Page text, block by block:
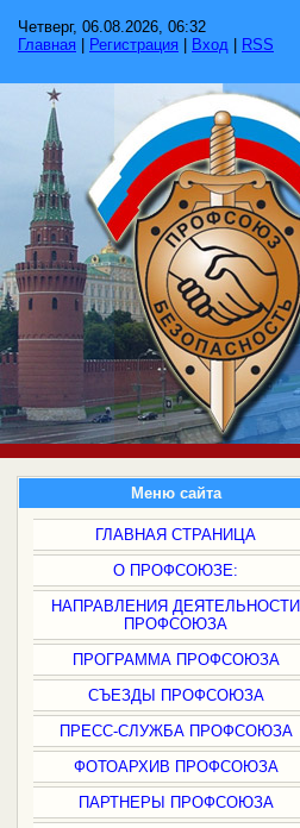
Четверг, 06.08.2026, 06:32
Главная
Регистрация Вход RSS
Меню сайта
ГЛАВНАЯ СТРАНИЦА
О ПРОФСОЮЗЕ:
НАПРАВЛЕНИЯ ДЕЯТЕЛЬНОСТИ
ПРОФСОЮЗА
ПРОГРАММА ПРОФСОЮЗА
СЪЕЗДЫ ПРОФСОЮЗА
ПРЕСС-СЛУЖБА ПРОФСОЮЗА
ФОТОАРХИВ ПРОФСОЮЗА
ПАРТНЕРЫ ПРОФСОЮЗА